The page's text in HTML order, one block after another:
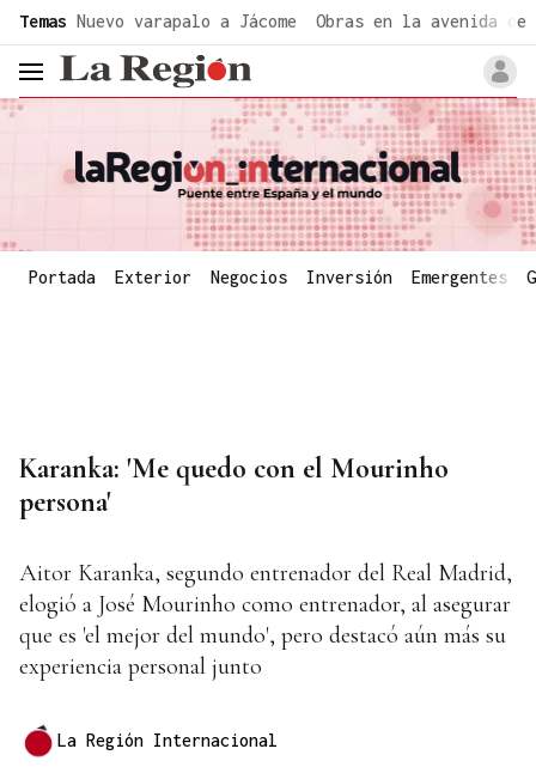
Temas Nuevo varapalo a Jácome Obras en la avenida de
header.menu.open
Portada Exterior Negocios Inversión Emergentes
Karanka: 'Me quedo con el Mourinho
persona'
Aitor Karanka, segundo entrenador del Real Madrid,
elogió a José Mourinho como entrenador, al asegurar
que es 'el mejor del mundo', pero destacó aún más su
experiencia personal junto
La Región Internacional